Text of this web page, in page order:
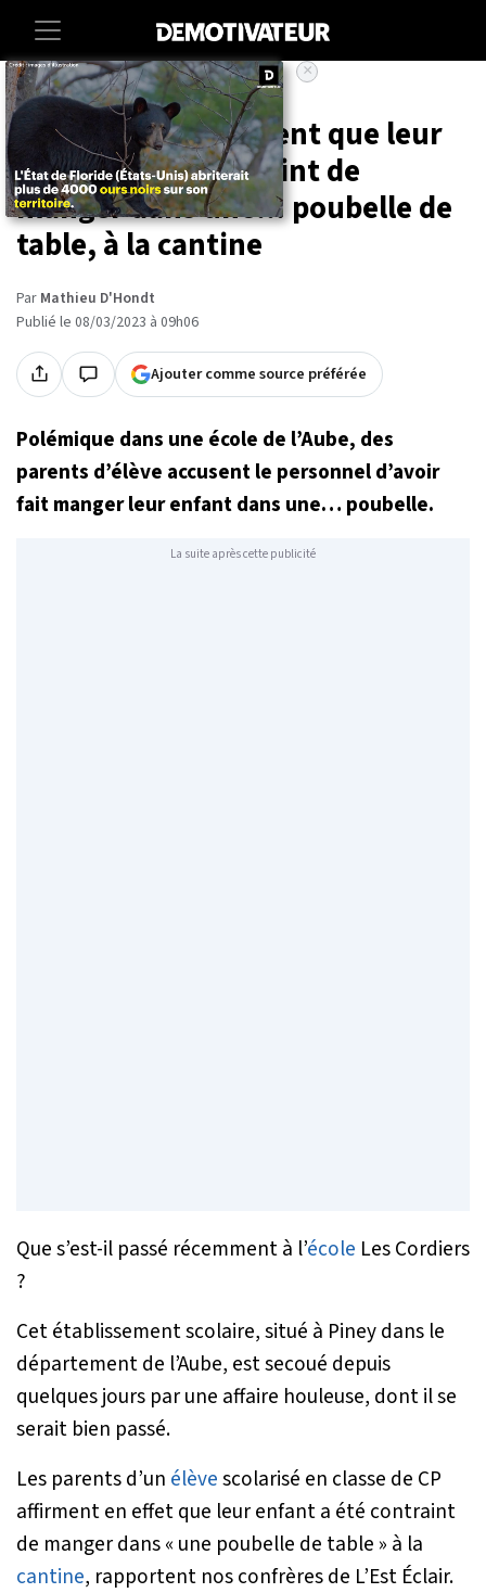
Accueil Societe
Des parents affirment que leur
enfant a été contraint de
manger dans une... poubelle de
table, à la cantine
Par Mathieu D'Hondt
Publié le 08/03/2023 à 09h06
Ajouter comme source préférée
Polémique dans une école de l’Aube, des
parents d’élève accusent le personnel d’avoir
fait manger leur enfant dans une… poubelle.
La suite après cette publicité
Que s’est-il passé récemment à l’école Les Cordiers
?
Cet établissement scolaire, situé à Piney dans le
département de l’Aube, est secoué depuis
quelques jours par une affaire houleuse, dont il se
serait bien passé.
Les parents d’un élèvescolarisé en classe de CP
affirment en effet que leur enfant a été contraint
de manger dans « une poubelle de table » à la
cantine, rapportent nos confrères de L’Est Éclair.
×